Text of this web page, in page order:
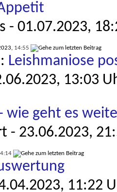
- 01.07.2023,
14:55
Leishmaniose
13:03
wie geht es
- 23.06.2023,
11:22